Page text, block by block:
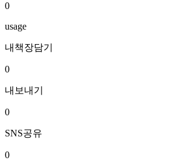
0
usage
내책장담기
0
내보내기
0
SNS공유
0